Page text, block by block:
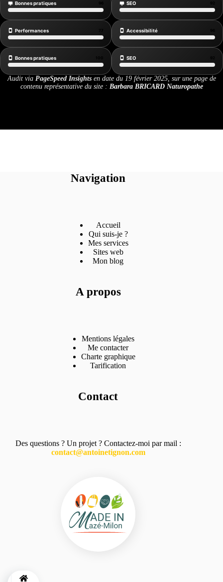
Bonnes pratiques SEO
Performances Accessibilité
Bonnes pratiques SEO
Audit via PageSpeed Insightsen date du 19 février 2025, sur une page de
contenu représentative du site : Barbara BRICARD Naturopathe
Navigation
Accueil
Qui suis-je ?
Mes services
Sites web
Mon blog
A propos
Mentions légales
Me contacter
Charte graphique
Tarification
Contact
Des questions ? Un projet ? Contactez-moi par mail :
contact@antoinetignon.com